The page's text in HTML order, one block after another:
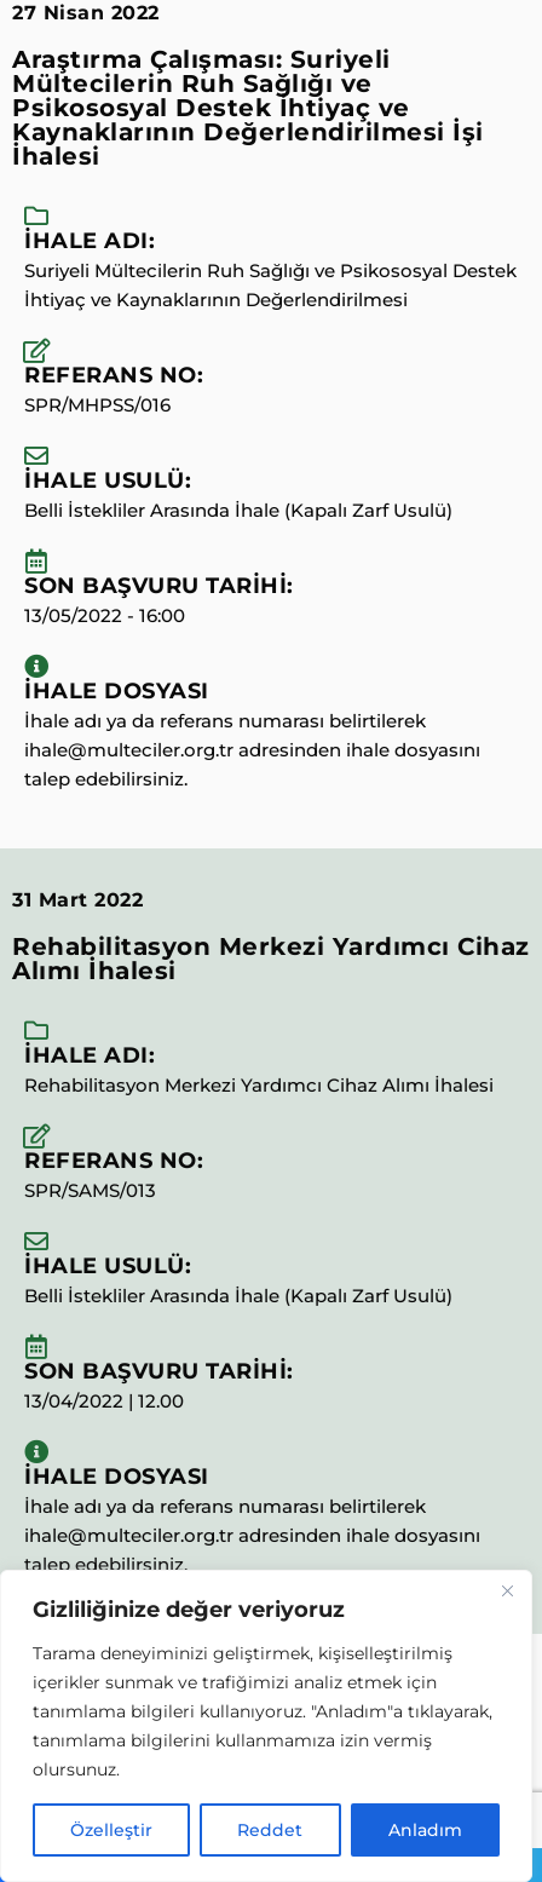
Gizliliğinize değer veriyoruz
Tarama deneyiminizi geliştirmek, kişiselleştirilmiş
içerikler sunmak ve trafiğimizi analiz etmek için
tanımlama bilgileri kullanıyoruz. "Anladım"a tıklayarak,
tanımlama bilgilerini kullanmamıza izin vermiş
olursunuz.
Özelleştir Reddet Anladım
27 Nisan 2022
Araştırma Çalışması: Suriyeli
Mültecilerin Ruh Sağlığı ve
Psikososyal Destek İhtiyaç ve
Kaynaklarının Değerlendirilmesi İşi
İhalesi
İHALE ADI:
Suriyeli Mültecilerin Ruh Sağlığı ve Psikososyal Destek
İhtiyaç ve Kaynaklarının Değerlendirilmesi
REFERANS NO:
SPR/MHPSS/016
İHALE USULÜ:
Belli İstekliler Arasında İhale (Kapalı Zarf Usulü)
SON BAŞVURU TARİHİ:
13/05/2022 - 16:00
İHALE DOSYASI
İhale adı ya da referans numarası belirtilerek
ihale@multeciler.org.tr adresinden ihale dosyasını
talep edebilirsiniz.
31 Mart 2022
Rehabilitasyon Merkezi Yardımcı Cihaz
Alımı İhalesi
İHALE ADI:
Rehabilitasyon Merkezi Yardımcı Cihaz Alımı İhalesi
REFERANS NO:
SPR/SAMS/013
İHALE USULÜ:
Belli İstekliler Arasında İhale (Kapalı Zarf Usulü)
SON BAŞVURU TARİHİ:
13/04/2022 | 12.00
İHALE DOSYASI
İhale adı ya da referans numarası belirtilerek
ihale@multeciler.org.tr adresinden ihale dosyasını
talep edebilirsiniz.
21 Şubat 2022
IT Malzemeleri Alım İhalesi
İHALE ADI:
IT Malzemeleri Alım İhalesi